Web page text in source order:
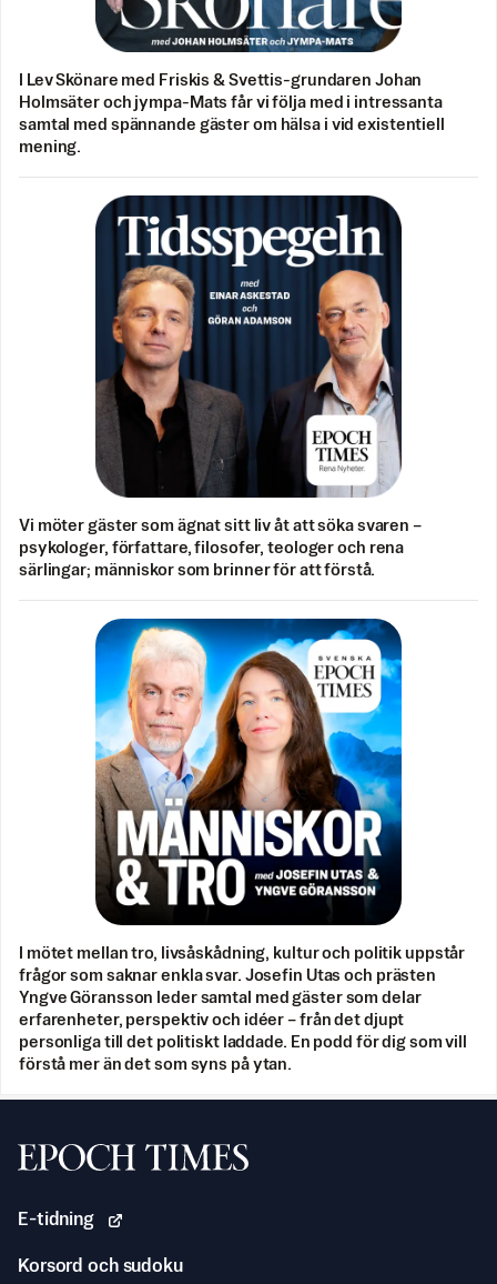
I Lev Skönare med Friskis & Svettis-grundaren Johan
Holmsäter och jympa-Mats får vi följa med i intressanta
samtal med spännande gäster om hälsa i vid existentiell
mening.
Vi möter gäster som ägnat sitt liv åt att söka svaren –
psykologer, författare, filosofer, teologer och rena
särlingar; människor som brinner för att förstå.
I mötet mellan tro, livsåskådning, kultur och politik uppstår
frågor som saknar enkla svar. Josefin Utas och prästen
Yngve Göransson leder samtal med gäster som delar
erfarenheter, perspektiv och idéer – från det djupt
personliga till det politiskt laddade. En podd för dig som vill
förstå mer än det som syns på ytan.
Svenska Epoch Times
E-tidning
Korsord och sudoku